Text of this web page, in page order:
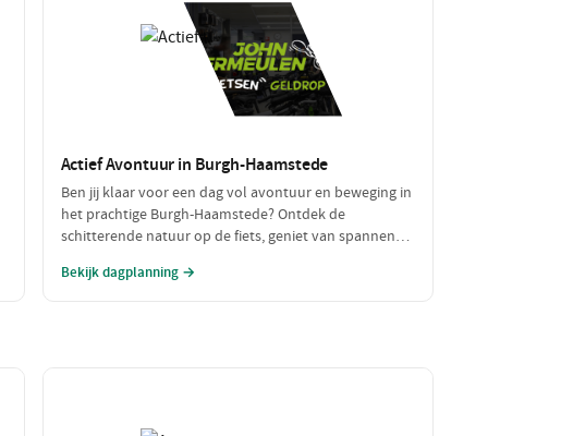
Actief Avontuur in Burgh-Haamstede
Ben jij klaar voor een dag vol avontuur en beweging in
het prachtige Burgh-Haamstede? Ontdek de
schitterende natuur op de fiets, geniet van spannende
smakelijke maaltijd. Dit is dé dag voor de echte
Bekijk dagplanning →